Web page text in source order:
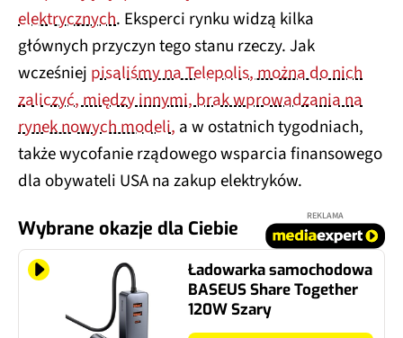
elektrycznych. Eksperci rynku widzą kilka
głównych przyczyn tego stanu rzeczy. Jak
wcześniej pisaliśmy na Telepolis, można do nich
zaliczyć, między innymi, brak wprowadzania na
rynek nowych modeli, a w ostatnich tygodniach,
także wycofanie rządowego wsparcia finansowego
dla obywateli USA na zakup elektryków.
Wybrane okazje dla Ciebie
REKLAMA
Ładowarka samochodowa
BASEUS Share Together
120W Szary